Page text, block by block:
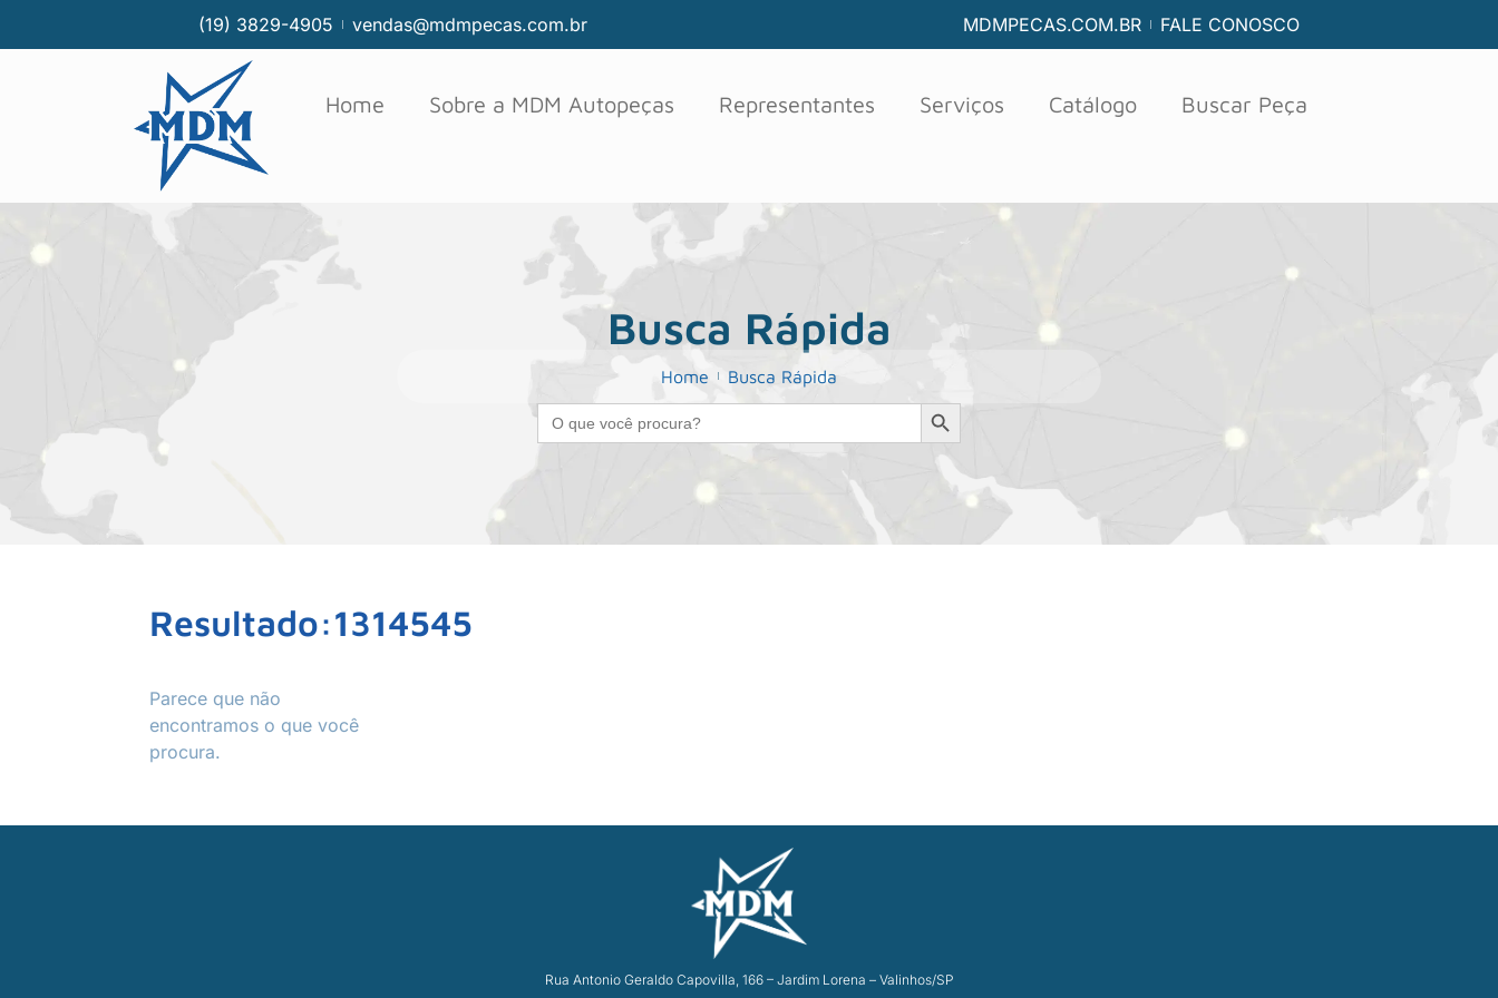
(19) 3829-4905 vendas@mdmpecas.com.br MDMPECAS.COM.BR FALE CONOSCO
Home Sobre a MDM Autopeças Representantes Serviços Catálogo Buscar Peça
Busca Rápida
Home Busca Rápida
Search
for:
Search Button
Resultado:1314545
Parece que não
encontramos o que você
procura.
Rua Antonio Geraldo Capovilla, 166 – Jardim Lorena – Valinhos/SP